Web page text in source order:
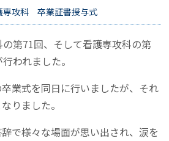
攻科 卒業証書授与式
第71回、そして看護専攻科の第
われました。
業式を同日に行いましたが、それ
りました。
で様々な場面が思い出され、涙を